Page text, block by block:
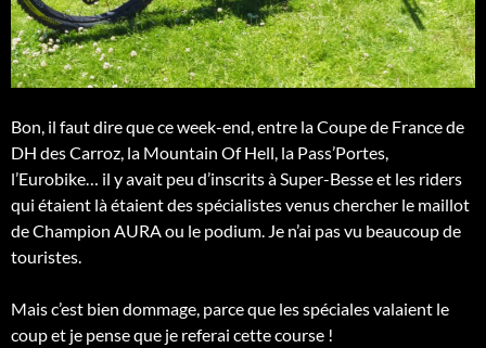
Bon, il faut dire que ce week-end, entre la Coupe de France de
DH des Carroz, la Mountain Of Hell, la Pass’Portes,
l’Eurobike… il y avait peu d’inscrits à Super-Besse et les riders
qui étaient là étaient des spécialistes venus chercher le maillot
de Champion AURA ou le podium. Je n’ai pas vu beaucoup de
touristes.
Mais c’est bien dommage, parce que les spéciales valaient le
coup et je pense que je referai cette course !